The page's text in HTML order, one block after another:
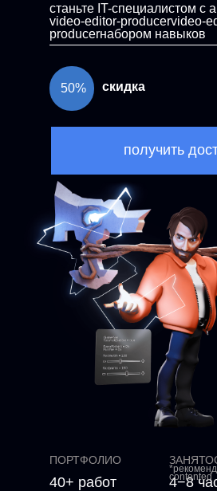
станьте IT-специалистом с
video-editor-producervideo-
producerнабором навыков
4−8
50% скидка
40+ работ
ПОРТФОЛИО
получить
contented